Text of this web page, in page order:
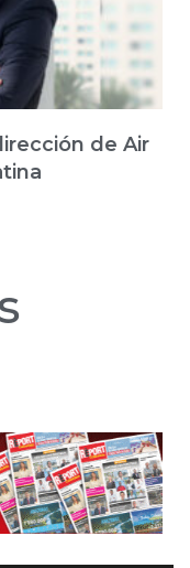
de Air